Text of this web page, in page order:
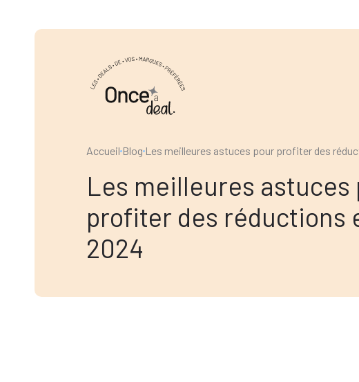
Accueil Blog Les meilleures astuces pour profiter des
Les meilleures astuces
profiter des réductions
2024